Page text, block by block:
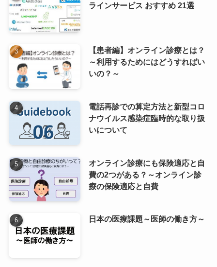
ラインサービス おすすめ 21選
【患者編】オンライン診療とは？
～利用するためにはどうすればい
いの？～
電話再診での算定方法と新型コロ
ナウイルス感染症臨時的な取り扱
いについて
オンライン診療にも保険適応と自
費の2つがある？～オンライン診
療の保険適応と自費
日本の医療課題～医師の働き方～